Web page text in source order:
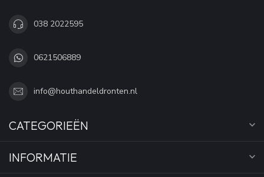
038 2022595
0621506889
info@houthandeldronten.nl
CATEGORIEËN
INFORMATIE